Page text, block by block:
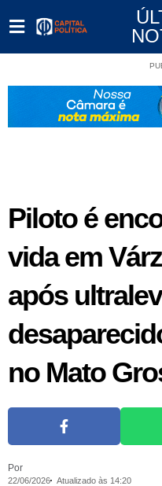
Piloto é
vida em
após
no Mato
Por
22/06/2026 Atualizado às 14:20